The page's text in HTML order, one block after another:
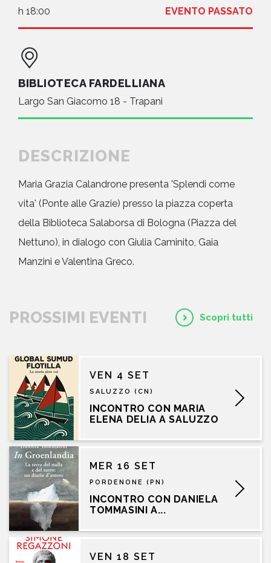
h 18:00 EVENTO PASSATO
BIBLIOTECA FARDELLIANA
Largo San Giacomo 18 - Trapani
DESCRIZIONE
Maria Grazia Calandrone presenta 'Splendi come
vita' (Ponte alle Grazie) presso la piazza coperta
della Biblioteca Salaborsa di Bologna (Piazza del
Nettuno), in dialogo con Giulia Caminito, Gaia
Manzini e Valentina Greco.
PROSSIMI EVENTI Scopri tutti
VEN 4 SET
SALUZZO (CN)
INCONTRO CON MARIA
ELENA DELIA A SALUZZO
MER 16 SET
PORDENONE (PN)
INCONTRO CON DANIELA
TOMMASINI A...
VEN 18 SET